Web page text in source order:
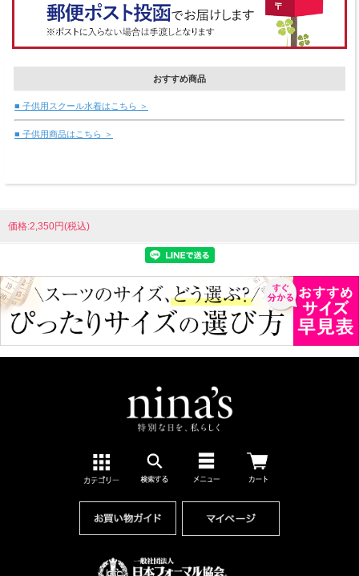
おすすめ商品
■ 子供用スクール水着はこちら ＞
■ 子供用商品はこちら ＞
価格:2,350円(税込)